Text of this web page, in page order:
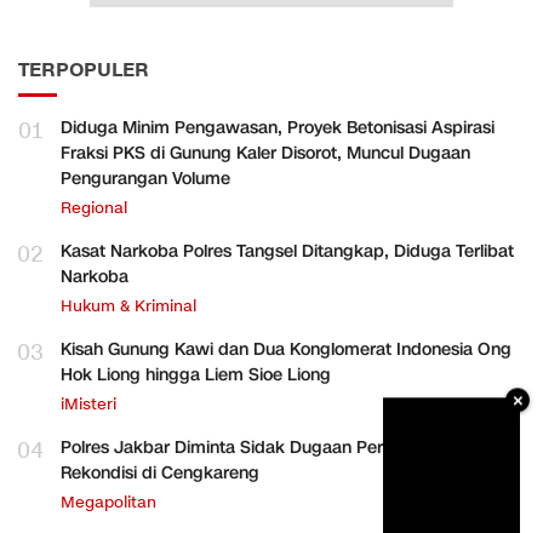
TERPOPULER
01
Diduga Minim Pengawasan, Proyek Betonisasi Aspirasi
Fraksi PKS di Gunung Kaler Disorot, Muncul Dugaan
Pengurangan Volume
Regional
02
Kasat Narkoba Polres Tangsel Ditangkap, Diduga Terlibat
Narkoba
Hukum & Kriminal
03
Kisah Gunung Kawi dan Dua Konglomerat Indonesia Ong
Hok Liong hingga Liem Sioe Liong
iMisteri
04
Polres Jakbar Diminta Sidak Dugaan Perakitan HP
Rekondisi di Cengkareng
Megapolitan
×